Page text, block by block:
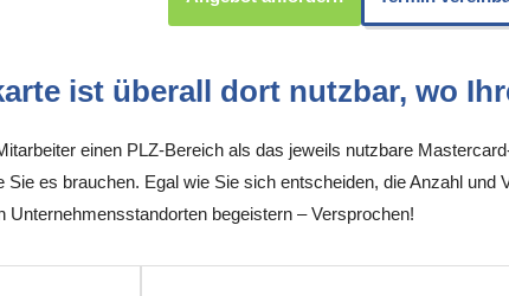
ist überall dort nutzbar, wo
einen PLZ-Bereich als das jeweils nutzbare
Sie es brauchen. Egal wie Sie sich entscheiden, die Anzahl
begeistern – Versprochen!